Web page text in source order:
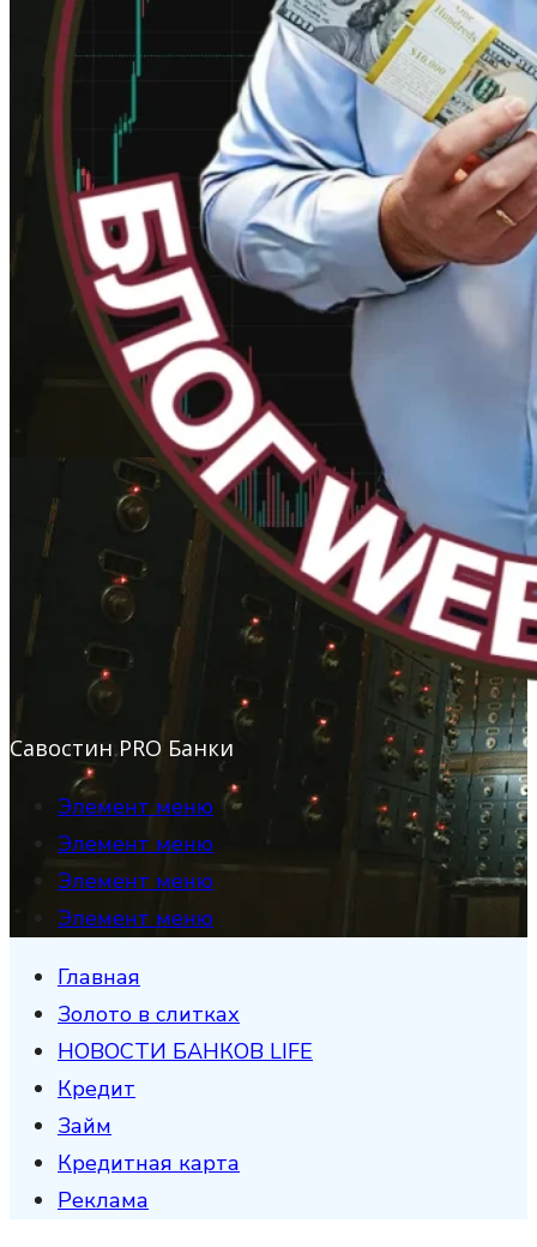
Савостин PRO Банки
Элемент меню
Элемент меню
Элемент меню
Элемент меню
Главная
Золото в слитках
НОВОСТИ БАНКОВ LIFE
Кредит
Займ
Кредитная карта
Реклама